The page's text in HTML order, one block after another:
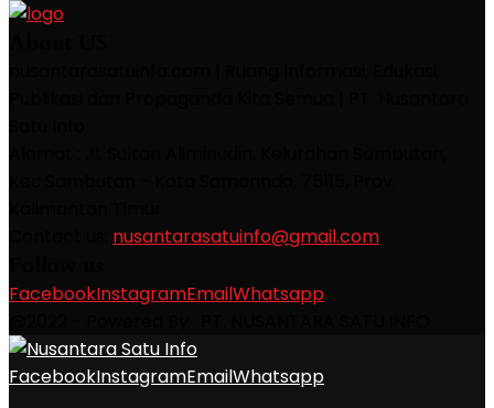
nusantarasatuinfo@gmail.com
FacebookInstagramEmailWhatsapp
FacebookInstagramEmailWhatsapp